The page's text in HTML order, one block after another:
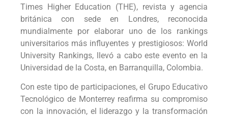
Times Higher Education (THE), revista y agencia
británica con sede en Londres, reconocida
mundialmente por elaborar uno de los rankings
universitarios más influyentes y prestigiosos: World
University Rankings, llevó a cabo este evento en la
Universidad de la Costa, en Barranquilla, Colombia.
Con este tipo de participaciones, el Grupo Educativo
Tecnológico de Monterrey reafirma su compromiso
con la innovación, el liderazgo y la transformación